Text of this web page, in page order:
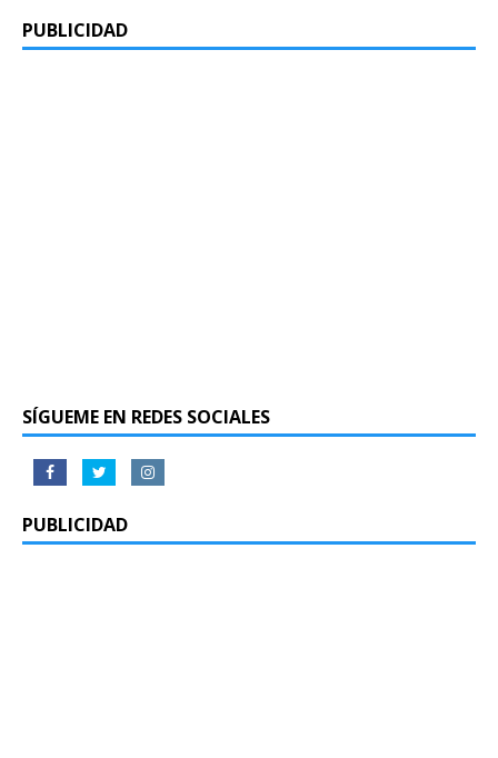
PUBLICIDAD
SÍGUEME EN REDES SOCIALES
PUBLICIDAD